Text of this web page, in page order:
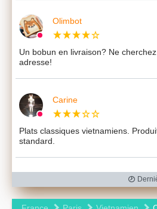
Olimbot
Un bobun en livraison? Ne
adresse!
Carine
Plats classiques vietnamiens.
standard.